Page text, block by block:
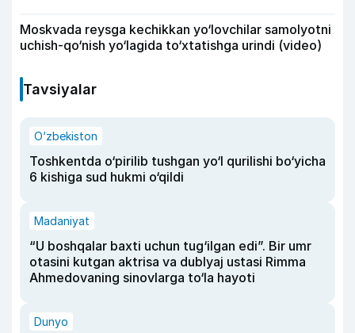
Moskvada reysga kechikkan yo‘lovchilar samolyotni
uchish-qo‘nish yo‘lagida to‘xtatishga urindi (video)
Tavsiyalar
O‘zbekiston
Toshkentda o‘pirilib tushgan yo‘l qurilishi bo‘yicha
6 kishiga sud hukmi o‘qildi
Madaniyat
“U boshqalar baxti uchun tug‘ilgan edi”. Bir umr
otasini kutgan aktrisa va dublyaj ustasi Rimma
Ahmedovaning sinovlarga to‘la hayoti
Dunyo